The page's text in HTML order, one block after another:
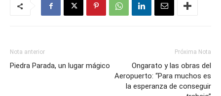
Nota anterior
Piedra Parada, un lugar mágico
Próxima Nota
Ongarato y las obras del
Aeropuerto: “Para muchos es
la esperanza de conseguir